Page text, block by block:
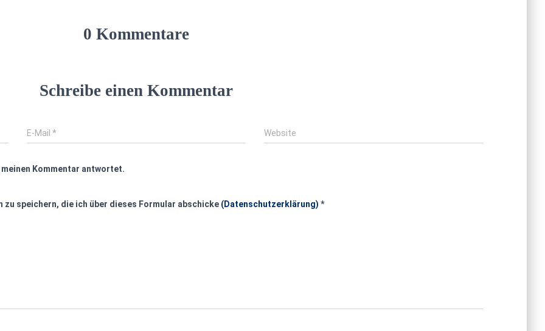
0 Kommentare
Schreibe einen Kommentar
E-Mail * Website
Kommentar antwortet.
speichern, die ich über dieses Formular abschicke (Datenschutzerklärung) *